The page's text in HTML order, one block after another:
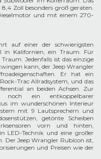
Zoll besonders groß geraten.
und mit einem 270-
auf einer der schwierigsten
in Kalifornien, ein Traum. Für
Jedenfalls ist das einzige
kann, der Jeep Wrangler
Er hat ein
Trac Allradsystem, und das
an beiden Achsen. Zur
noch ein entkoppelbarer
im wunderschönen Interieur
mit 9 Lautsprechern und
getönte Scheiben
vorn und hinten,
LED-Technik und eine großer
Der Jeep Wrangler Rubicon ist,
und Preisen wie der